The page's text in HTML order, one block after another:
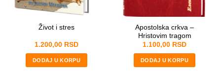
*
Život i stres
1.200,00 RSD
DODAJ U KORPU
Apostolska crkva –
Hristovim tragom
1.100,00 RSD
DODAJ U KORPU